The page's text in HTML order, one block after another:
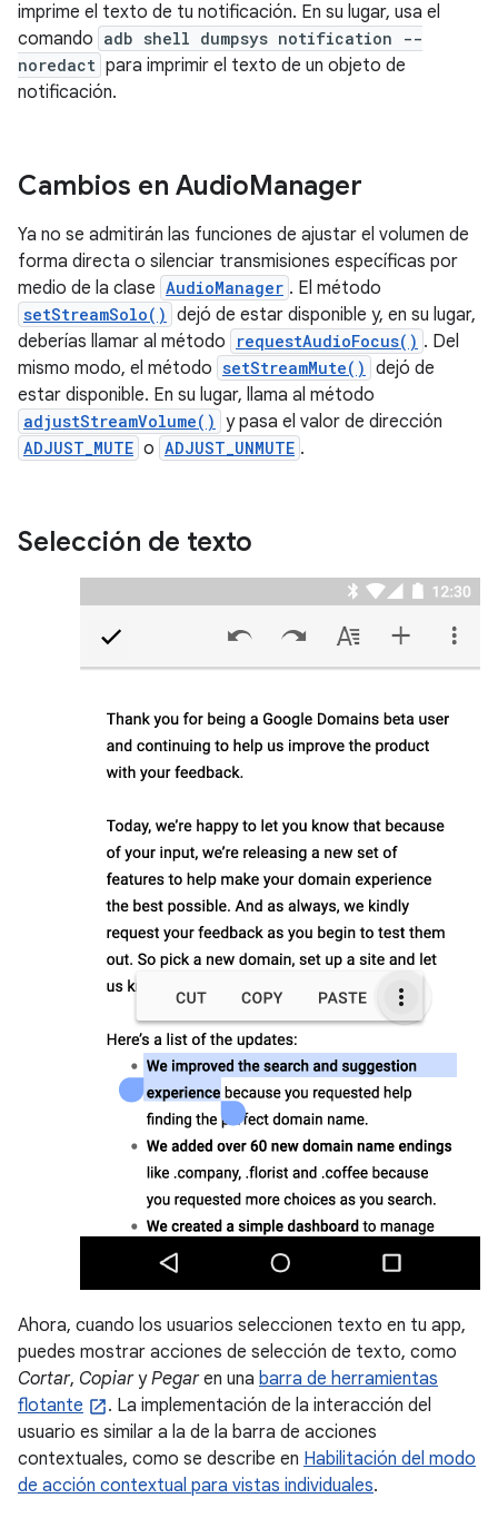
imprime el texto de tu notificación. En su lugar, usa el
comando adb shell dumpsys notification --
noredact para imprimir el texto de un objeto de
notificación.
Cambios en AudioManager
Ya no se admitirán las funciones de ajustar el volumen de
forma directa o silenciar transmisiones específicas por
medio de la clase AudioManager . El método
setStreamSolo() dejó de estar disponible y, en su lugar,
deberías llamar al método
requestAudioFocus() . Del
mismo modo, el método setStreamMute() dejó de
estar disponible. En su lugar, llama al método
adjustStreamVolume() y pasa el valor de dirección
ADJUST_MUTE o ADJUST_UNMUTE .
Selección de texto
Ahora, cuando los usuarios seleccionen texto en tu app,
puedes mostrar acciones de selección de texto, como
Cortar, CopiaryPegaren una barra de herramientas
flotante
. La implementación de la interacción del
usuario es similar a la de la barra de acciones
contextuales, como se describe en Habilitación del modo
de acción contextual para vistas individuales.